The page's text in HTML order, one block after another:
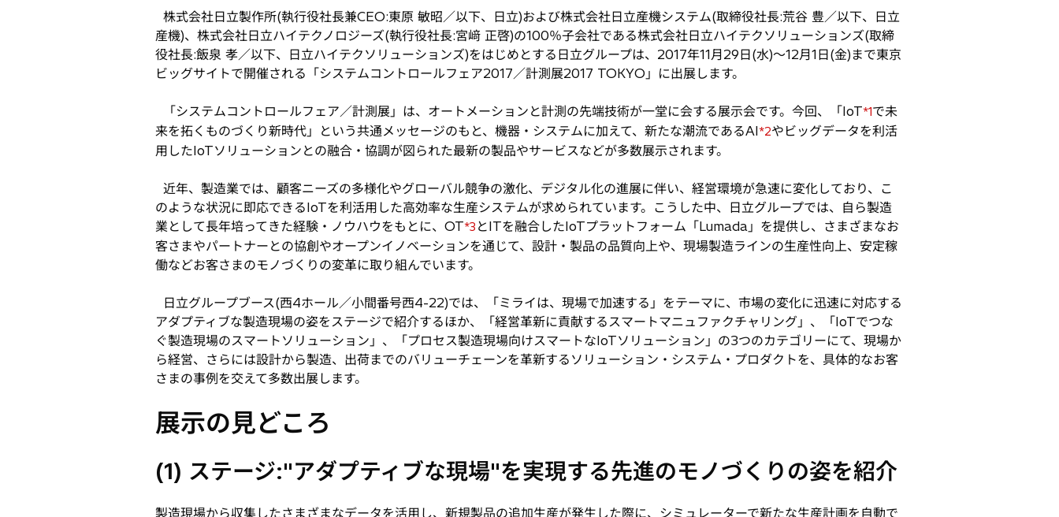
株式会社日立製作所(執行役社長兼CEO:東原 敏昭／以下、日立)および株式会社日立産機システム(取締役社長:荒谷 豊／以下、日立
産機)、株式会社日立ハイテクノロジーズ(執行役社長:宮﨑 正啓)の100％子会社である株式会社日立ハイテクソリューションズ(取締
役社長:飯泉 孝／以下、日立ハイテクソリューションズ)をはじめとする日立グループは、2017年11月29日(水)〜12月1日(金)まで東京
ビッグサイトで開催される「システムコントロールフェア2017／計測展2017 TOKYO」に出展します。
「システムコントロールフェア／計測展」は、オートメーションと計測の先端技術が一堂に会する展示会です。今回、「IoT*1で未
来を拓くものづくり新時代」という共通メッセージのもと、機器・システムに加えて、新たな潮流であるAI*2やビッグデータを利活
用したIoTソリューションとの融合・協調が図られた最新の製品やサービスなどが多数展示されます。
近年、製造業では、顧客ニーズの多様化やグローバル競争の激化、デジタル化の進展に伴い、経営環境が急速に変化しており、こ
のような状況に即応できるIoTを利活用した高効率な生産システムが求められています。こうした中、日立グループでは、自ら製造
業として長年培ってきた経験・ノウハウをもとに、OT*3 とITを融合したIoTプラットフォーム「Lumada」を提供し、さまざまなお
客さまやパートナーとの協創やオープンイノベーションを通じて、設計・製品の品質向上や、現場製造ラインの生産性向上、安定稼
働などお客さまのモノづくりの変革に取り組んでいます。
日立グループブース(西4ホール／小間番号西4-22)では、「ミライは、現場で加速する」をテーマに、市場の変化に迅速に対応する
アダプティブな製造現場の姿をステージで紹介するほか、「経営革新に貢献するスマートマニュファクチャリング」、「IoTでつな
ぐ製造現場のスマートソリューション」、「プロセス製造現場向けスマートなIoTソリューション」の3つのカテゴリーにて、現場か
ら経営、さらには設計から製造、出荷までのバリューチェーンを革新するソリューション・システム・プロダクトを、具体的なお客
さまの事例を交えて多数出展します。
展示の見どころ
(1) ステージ:"アダプティブな現場"を実現する先進のモノづくりの姿を紹介
製造現場から収集したさまざまなデータを活用し、新規製品の追加生産が発生した際に、シミュレーターで新たな生産計画を自動で